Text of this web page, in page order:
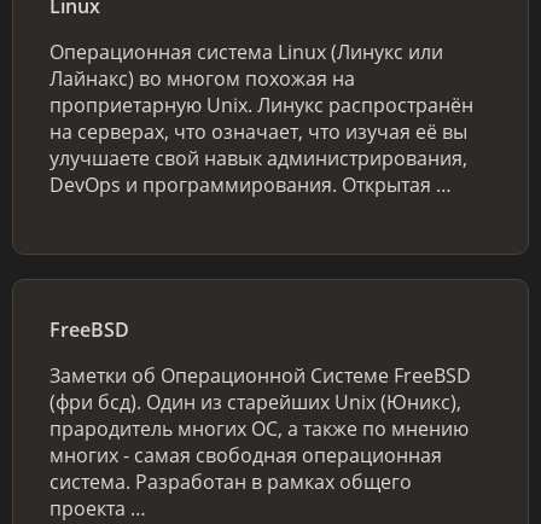
Linux
Операционная система Linux (Линукс или
Лайнакс) во многом похожая на
проприетарную Unix. Линукс распространён
на серверах, что означает, что изучая её вы
улучшаете свой навык администрирования,
DevOps и программирования. Открытая …
FreeBSD
Заметки об Операционной Системе FreeBSD
(фри бсд). Один из старейших Unix (Юникс),
прародитель многих ОС, а также по мнению
многих - самая свободная операционная
система. Разработан в рамках общего
проекта …